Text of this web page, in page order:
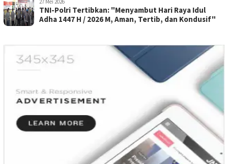
27 Mei 2026
TNI-Polri Tertibkan: "Menyambut Hari Raya Idul
Adha 1447 H / 2026 M, Aman, Tertib, dan Kondusif"